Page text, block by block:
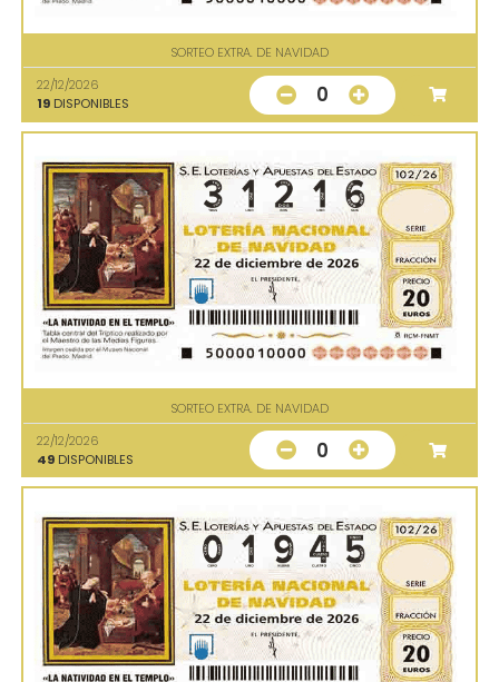
SORTEO EXTRA. DE NAVIDAD
22/12/2026
19 DISPONIBLES 0
SORTEO EXTRA. DE NAVIDAD
22/12/2026
49 DISPONIBLES 0